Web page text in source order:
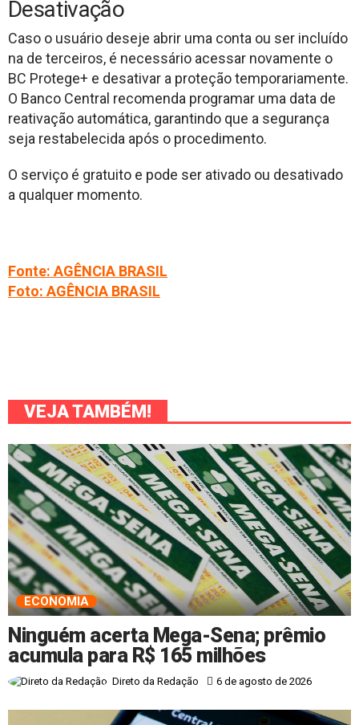
Desativação
Caso o usuário deseje abrir uma conta ou ser incluído
na de terceiros, é necessário acessar novamente o
BC Protege+ e desativar a proteção temporariamente.
O Banco Central recomenda programar uma data de
reativação automática, garantindo que a segurança
seja restabelecida após o procedimento.
O serviço é gratuito e pode ser ativado ou desativado
a qualquer momento.
Fonte: AGÊNCIA BRASIL
Foto: AGÊNCIA BRASIL
VEJA TAMBÉM!
ECONOMIA
Ninguém acerta Mega-Sena; prêmio
acumula para R$ 165 milhões
Direto da Redação 6 de agosto de 2026